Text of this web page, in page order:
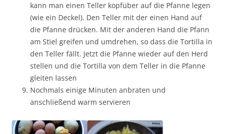
kann man einen Teller kopfüber auf die Pfanne legen
(wie ein Deckel). Den Teller mit der einen Hand auf
die Pfanne drücken. Mit der anderen Hand die Pfann
am Stiel greifen und umdrehen, so dass die Tortilla in
den Teller fällt. Jetzt die Pfanne wieder auf den Herd
stellen und die Tortilla von dem Teller in die Pfanne
gleiten lassen
Nochmals einige Minuten anbraten und
anschließend warm servieren